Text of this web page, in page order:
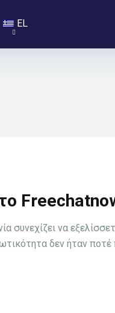
EL
συνεχίζει να
δεν ήταν